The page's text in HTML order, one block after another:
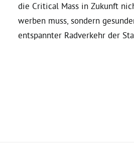
Fraktionsgeschäftsstelle
die Critical Mass in Zukunft
werben muss, sondern
entspannter Radverkehr der